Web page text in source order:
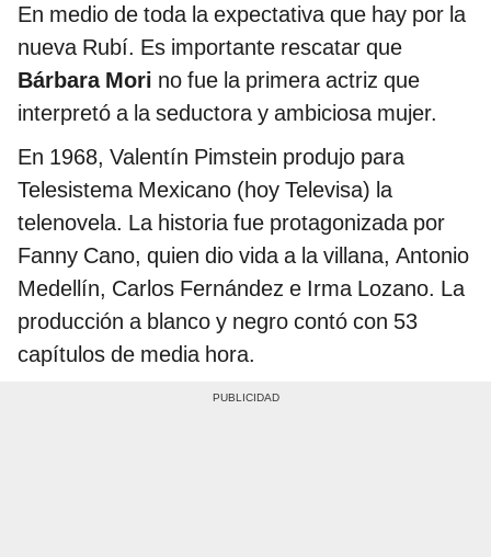
En medio de toda la expectativa que hay por la
nueva Rubí. Es importante rescatar que
Bárbara Mori no fue la primera actriz que
interpretó a la seductora y ambiciosa mujer.
En 1968, Valentín Pimstein produjo para
Telesistema Mexicano (hoy Televisa) la
telenovela. La historia fue protagonizada por
Fanny Cano, quien dio vida a la villana, Antonio
Medellín, Carlos Fernández e Irma Lozano. La
producción a blanco y negro contó con 53
capítulos de media hora.